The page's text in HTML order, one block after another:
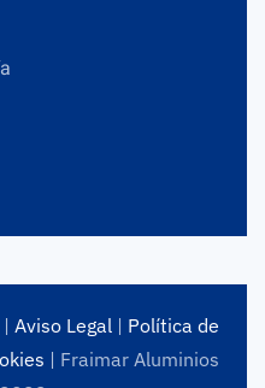
| Aviso Legal | Política de
| Fraimar Aluminios